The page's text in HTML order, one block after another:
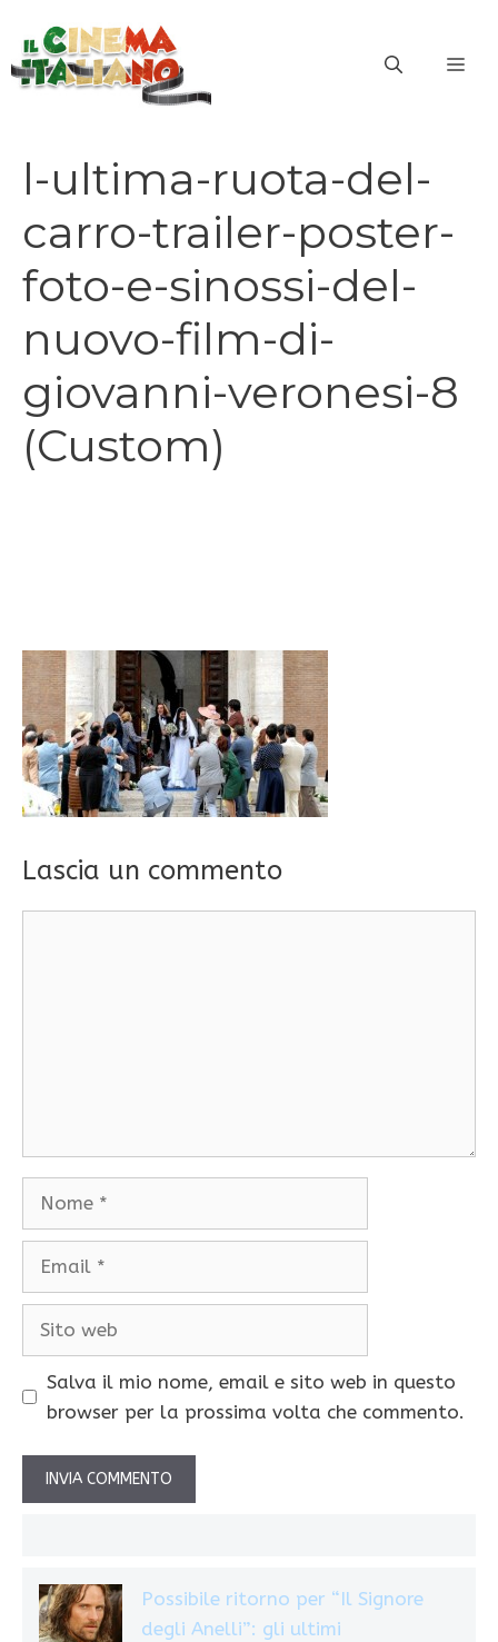
contenuto
l-ultima-ruota-del-
carro-trailer-poster-
foto-e-sinossi-del-
nuovo-film-di-
giovanni-veronesi-8
(Custom)
Lascia un commento
Salva il mio nome, email e sito web in questo
browser per la prossima volta che commento.
Possibile ritorno per “Il Signore
degli Anelli”: gli ultimi